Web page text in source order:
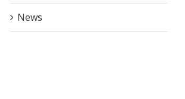
News